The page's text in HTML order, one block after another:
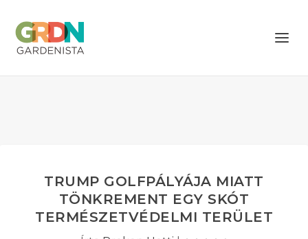
TRUMP GOLFPÁLYÁJA MIATT
TÖNKREMENT EGY SKÓT
TERMÉSZETVÉDELMI TERÜLET